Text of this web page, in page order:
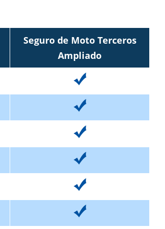
Seguro de Moto Terceros
Ampliado